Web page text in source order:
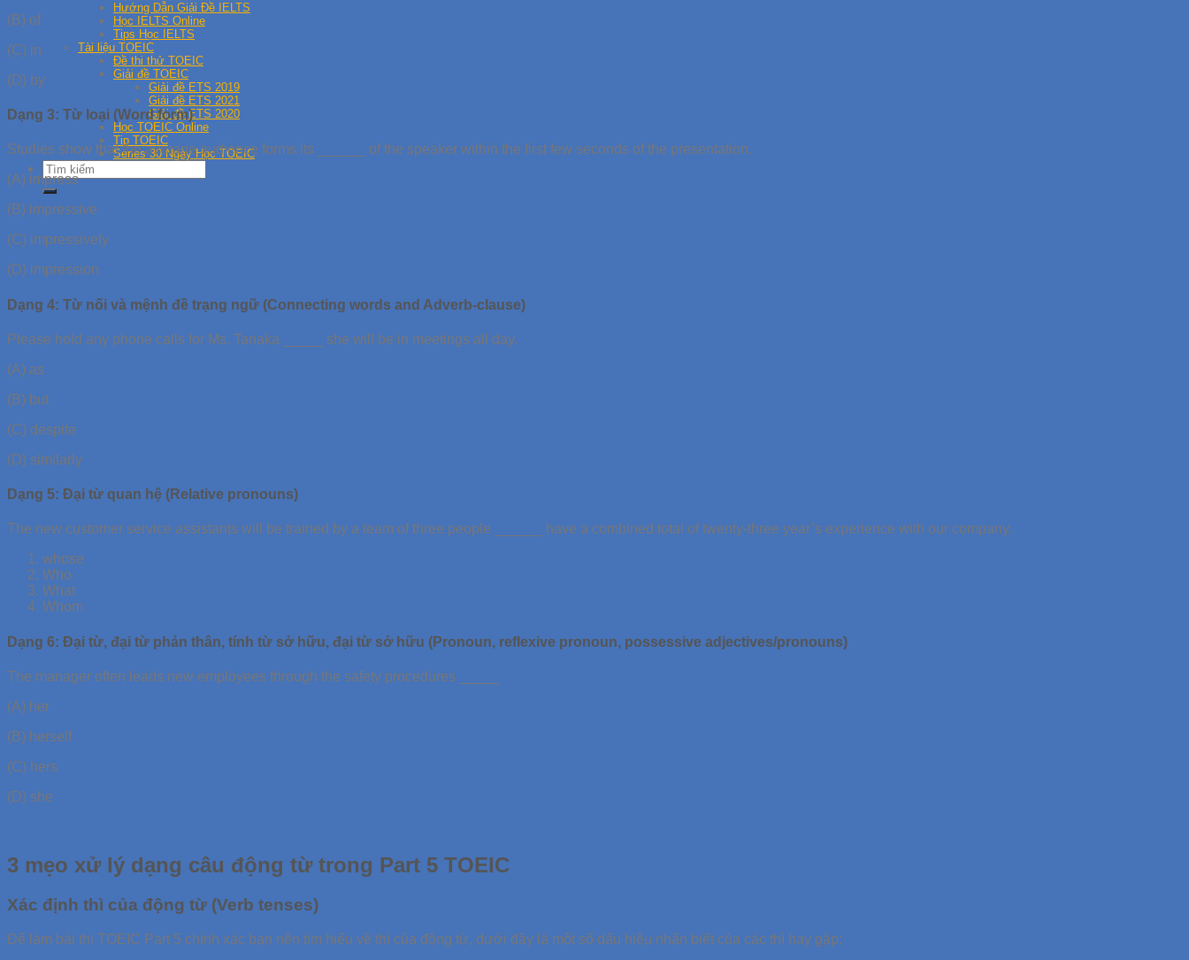
Hướng Dẫn Giải Đề IELTS
Học IELTS Online
Tips Học IELTS
Tài liệu TOEIC
Đề thi thử TOEIC
Giải đề TOEIC
Giải đề ETS 2019
Giải đề ETS 2021
Giải đề ETS 2020
Học TOEIC Online
Tip TOEIC
Series 30 Ngày Học TOEIC
(B) of
(C) in
(D) by
Dạng 3: Từ loại (Word form)
Studies show that the average audience forms its ______ of the speaker within the first few seconds of the presentation.
(A) impress
(B) impressive
(C) impressively
(D) impression
Dạng 4: Từ nối và mệnh đề trạng ngữ (Connecting words and Adverb-clause)
Please hold any phone calls for Ms. Tanaka _____ she will be in meetings all day.
(A) as
(B) but
(C) despite
(D) similarly
Dạng 5: Đại từ quan hệ (Relative pronouns)
The new customer service assistants will be trained by a team of three people ______ have a combined total of twenty-three year’s experience with our company.
whose
Who
What
Whom
Dạng 6: Đại từ, đại từ phản thân, tính từ sở hữu, đại từ sở hữu (Pronoun, reflexive pronoun, possessive adjectives/pronouns)
The manager often leads new employees through the safety procedures _____
(A) her
(B) herself
(C) hers
(D) she
3 mẹo xử lý dạng câu động từ trong Part 5 TOEIC
Xác định thì của động từ (Verb tenses)
Để làm bài thi TOEIC Part 5 chính xác bạn nên tìm hiểu về thì của động từ, dưới đây là một số dấu hiệu nhận biết của các thì hay gặp: